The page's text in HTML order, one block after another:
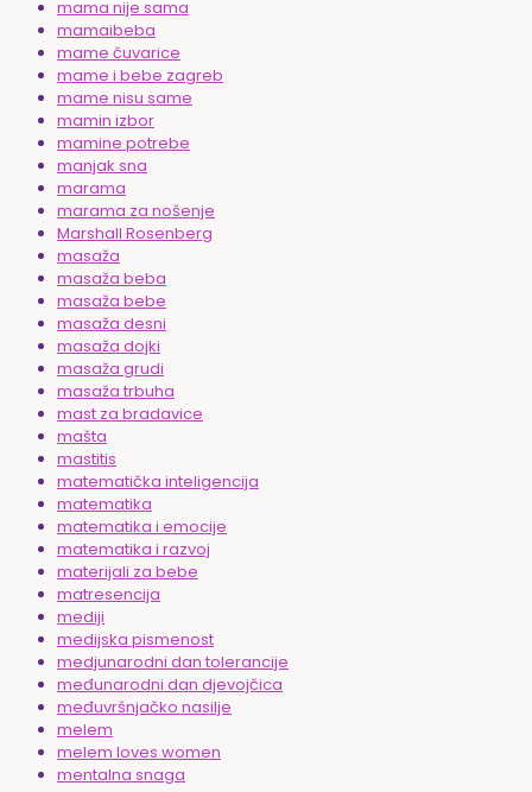
mama nije sama
mamaibeba
mame čuvarice
mame i bebe zagreb
mame nisu same
mamin izbor
mamine potrebe
manjak sna
marama
marama za nošenje
Marshall Rosenberg
masaža
masaža beba
masaža bebe
masaža desni
masaža dojki
masaža grudi
masaža trbuha
mast za bradavice
mašta
mastitis
matematička inteligencija
matematika
matematika i emocije
matematika i razvoj
materijali za bebe
matresencija
mediji
medijska pismenost
medjunarodni dan tolerancije
međunarodni dan djevojčica
međuvršnjačko nasilje
melem
melem loves women
mentalna snaga